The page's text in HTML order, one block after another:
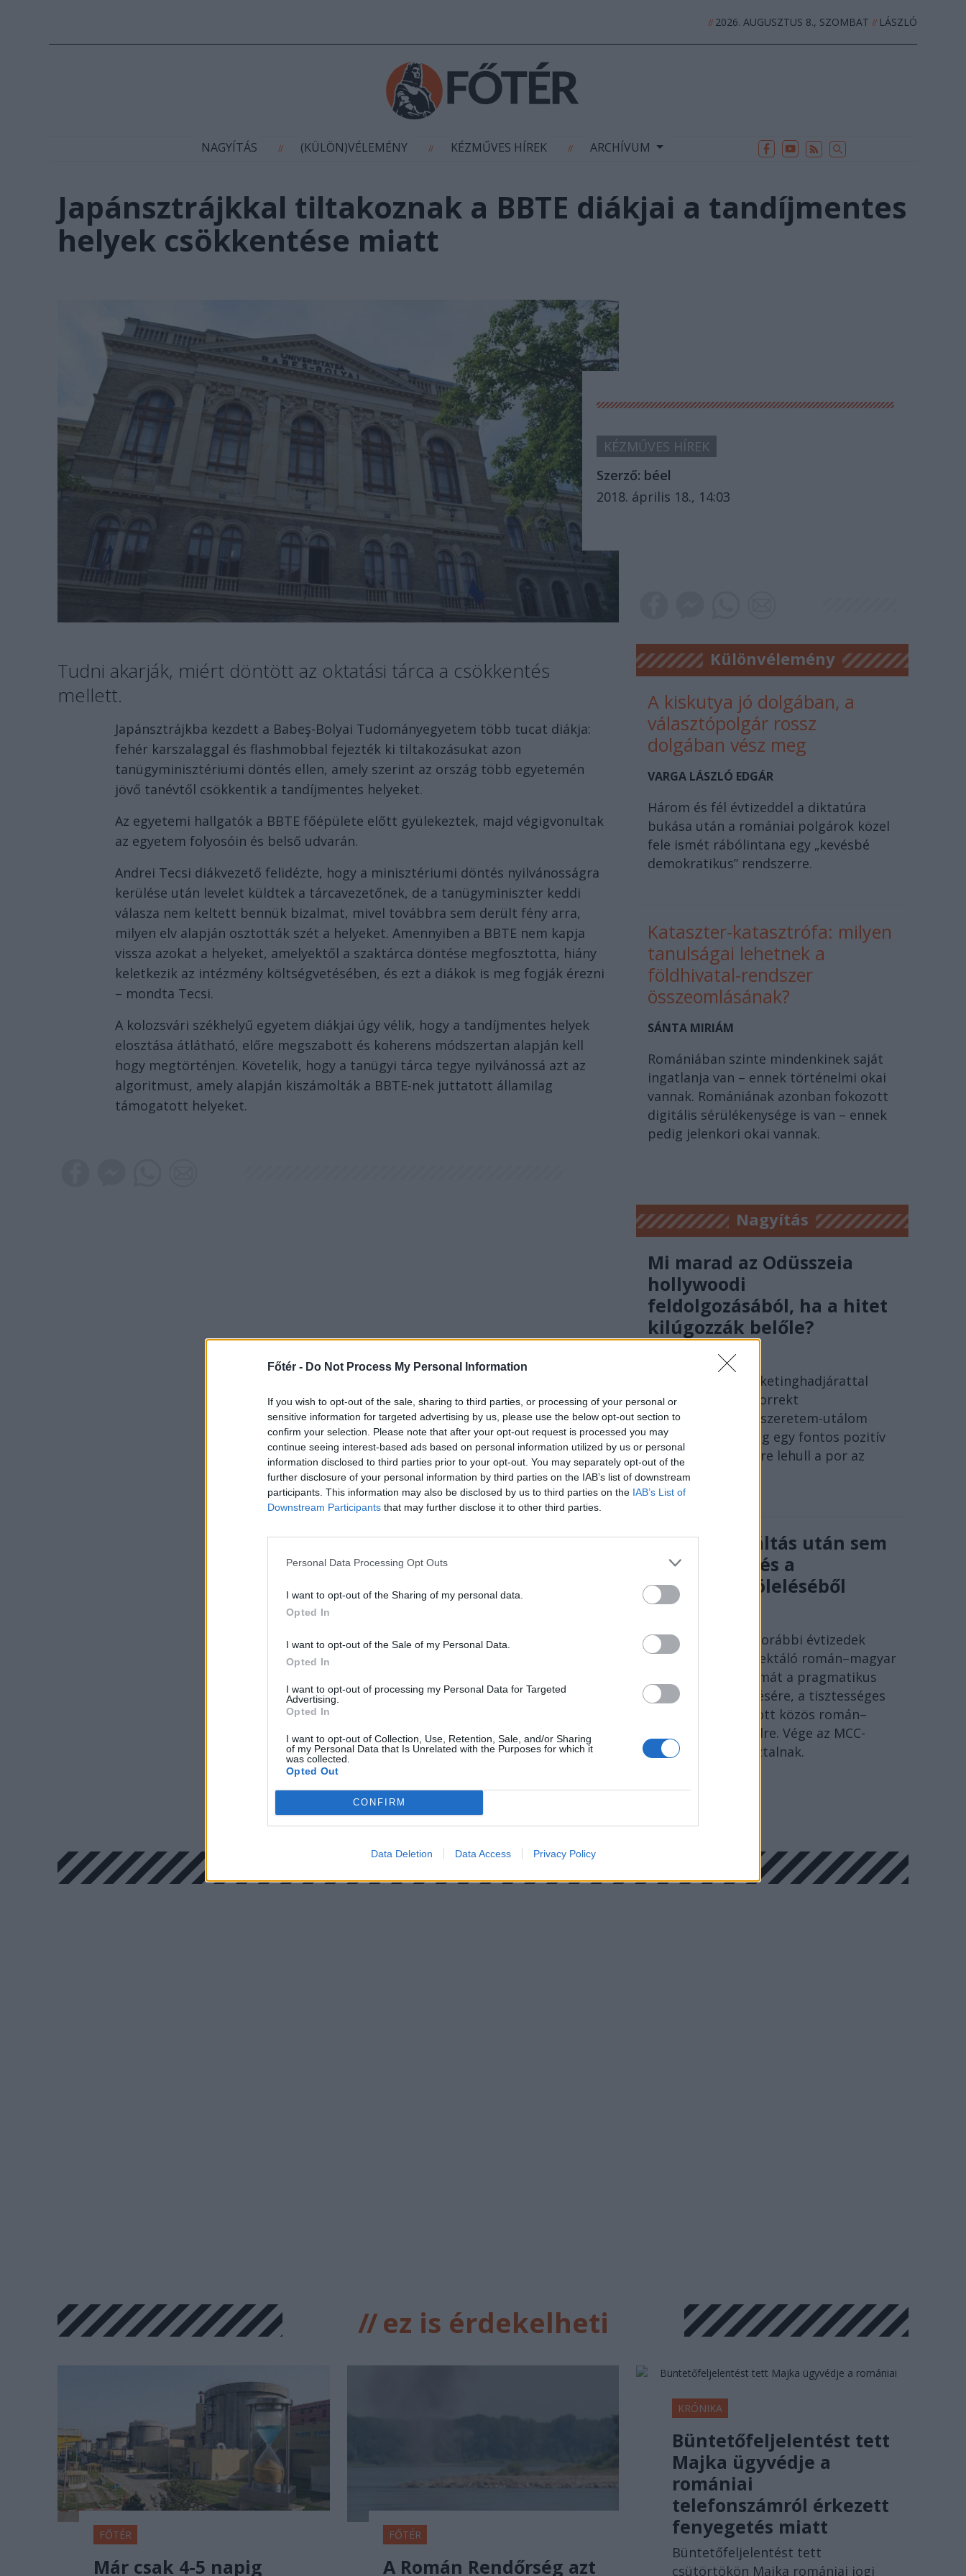
Főtér - Do Not Process My Personal Information
If you wish to opt-out of the sale, sharing to third parties, or processing of your personal or
sensitive information for targeted advertising by us, please use the below opt-out section to
confirm your selection. Please note that after your opt-out request is processed you may
continue seeing interest-based ads based on personal information utilized by us or personal
information disclosed to third parties prior to your opt-out. You may separately opt-out of the
further disclosure of your personal information by third parties on the IAB’s list of downstream
participants. This information may also be disclosed by us to third parties on the IAB’s List of
Downstream Participants that may further disclose it to other third parties.
Personal Data Processing Opt Outs
I want to opt-out of the Sharing of my personal data.
Opted In
I want to opt-out of the Sale of my Personal Data.
Opted In
I want to opt-out of processing my Personal Data for Targeted
Advertising.
Opted In
I want to opt-out of Collection, Use, Retention, Sale, and/or Sharing
of my Personal Data that Is Unrelated with the Purposes for which it
was collected.
Opted Out
CONFIRM
Data Deletion Data Access Privacy Policy
//2026. AUGUSZTUS 8., SZOMBAT //LÁSZLÓ
ARCHÍVUM
NAGYÍTÁS // (KÜLÖN)VÉLEMÉNY // KÉZMŰVES HÍREK // ARCHÍVUM
Japánsztrájkkal tiltakoznak a BBTE diákjai a tandíjmentes
helyek csökkentése miatt
KÉZMŰVES HÍREK
Szerző: béel
2018. április 18., 14:03
Tudni akarják, miért döntött az oktatási tárca a csökkentés
mellett.
Japánsztrájkba kezdett a Babeş-Bolyai Tudományegyetem több tucat diákja:
fehér karszalaggal és flashmobbal fejezték ki tiltakozásukat azon
tanügyminisztériumi döntés ellen, amely szerint az ország több egyetemén
jövő tanévtől csökkentik a tandíjmentes helyeket.
Az egyetemi hallgatók a BBTE főépülete előtt gyülekeztek, majd végigvonultak
az egyetem folyosóin és belső udvarán.
Andrei Tecsi diákvezető felidézte, hogy a minisztériumi döntés nyilvánosságra
kerülése után levelet küldtek a tárcavezetőnek, de a tanügyminiszter keddi
válasza nem keltett bennük bizalmat, mivel továbbra sem derült fény arra,
milyen elv alapján osztották szét a helyeket. Amennyiben a BBTE nem kapja
vissza azokat a helyeket, amelyektől a szaktárca döntése megfosztotta, hiány
keletkezik az intézmény költségvetésében, és ezt a diákok is meg fogják érezni
– mondta Tecsi.
A kolozsvári székhelyű egyetem diákjai úgy vélik, hogy a tandíjmentes helyek
elosztása átlátható, előre megszabott és koherens módszertan alapján kell
hogy megtörténjen. Követelik, hogy a tanügyi tárca tegye nyilvánossá azt az
algoritmust, amely alapján kiszámolták a BBTE-nek juttatott államilag
támogatott helyeket.
Különvélemény
A kiskutya jó dolgában, a
választópolgár rossz
dolgában vész meg
VARGA LÁSZLÓ EDGÁR
Három és fél évtizeddel a diktatúra
bukása után a romániai polgárok közel
fele ismét rábólintana egy „kevésbé
demokratikus” rendszerre.
Kataszter-katasztrófa: milyen
tanulságai lehetnek a
földhivatal-rendszer
összeomlásának?
SÁNTA MIRIÁM
Romániában szinte mindenkinek saját
ingatlanja van – ennek történelmi okai
vannak. Romániának azonban fokozott
digitális sérülékenysége is van – ennek
pedig jelenkori okai vannak.
Nagyítás
Mi marad az Odüsszeia
hollywoodi
feldolgozásából, ha a hitet
kilúgozzák belőle?
Egy tökéletes marketinghadjárattal
megtámogatott korrekt
szuperprodukció, szeretem-utálom
táborokkal, no meg egy fontos pozitív
eredmény: egy időre lehull a por az
irodalmi műről.
A rendszerváltás után sem
volt menekvés a
történelem öleléséből
SÓLYOM ISTVÁN
Ideje lecserélni a korábbi évtizedek
szenvedéseire reflektáló román–magyar
megbékélés fogalmát a pragmatikus
együttélés kifejezésére, a tisztességes
Európáért folytatott közös román–
magyar párbeszédre. Vége az MCC-
történészkerekasztalnak.
//ez is érdekelheti
FŐTÉR
Már csak 4-5 napig
FŐTÉR
A Román Rendőrség azt
KRÓNIKA
Büntetőfeljelentést tett
Majka ügyvédje a
romániai
telefonszámról érkezett
fenyegetés miatt
Büntetőfeljelentést tett
csütörtökön Majka romániai jogi